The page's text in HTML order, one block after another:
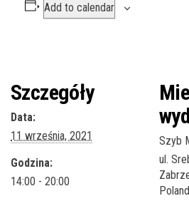
Add to calendar
Szczegóły
Data:
11 września, 2021
Godzina:
14:00 - 20:00
Szyb
ul.
Poland